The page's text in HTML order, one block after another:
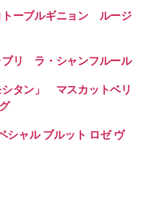
ーブルギニョン ルージ
リ ラ・シャンフルール
タン」 マスカットベリ
シャル ブルット ロゼ ヴ